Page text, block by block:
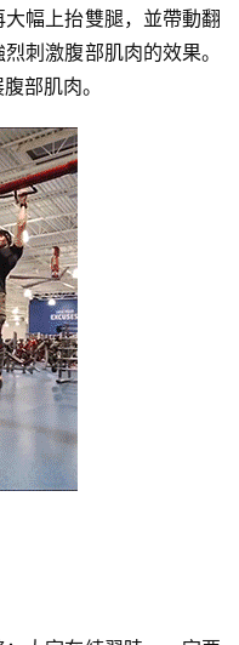
幅上抬雙腿，並帶動翻
刺激腹部肌肉的效果。
部肌肉。